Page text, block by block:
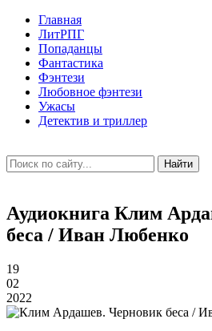
Главная
ЛитРПГ
Попаданцы
Фантастика
Фэнтези
Любовное фэнтези
Ужасы
Детектив и триллер
Найти
Аудиокнига Клим
беса / Иван Любенко
19
02
2022